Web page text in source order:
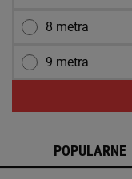
8 metra
9 metra
POPULARNE